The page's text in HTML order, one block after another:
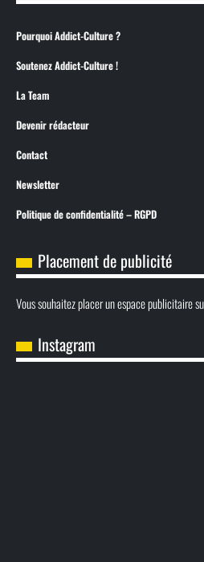
Pourquoi Addict-Culture ?
Soutenez Addict-Culture !
La Team
Devenir rédacteur
Contact
Newsletter
Politique de confidentialité – RGPD
Placement de publicité
Vous souhaitez placer un espace publicitaire
Instagram